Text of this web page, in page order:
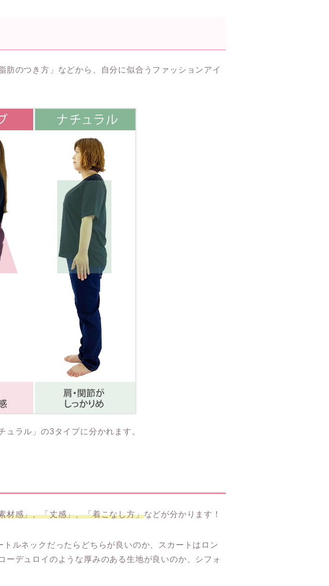
のつき方」などから、自分に似合うファッションアイ
ラル」の3タイプに分かれます。
材感」、「丈感」、「着こなし方」などが分かります！
ルネックだったらどちらが良いのか、スカートはロン
デュロイのような厚みのある生地が良いのか、シフォ